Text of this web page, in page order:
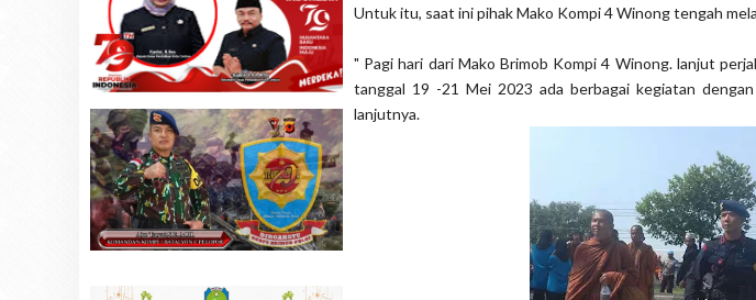
Untuk itu, saat ini pihak Mako Kompi 4 Winong tengah
" Pagi hari dari Mako Brimob Kompi 4 Winong. lanjut
tanggal 19 -21 Mei 2023 ada berbagai kegiatan
lanjutnya.